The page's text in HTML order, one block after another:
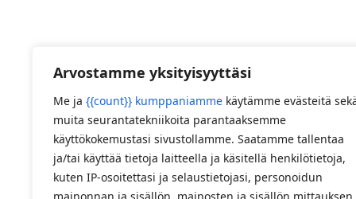
Arvostamme yksityisyyttäsi
Me ja {{count}} kumppaniamme käytämme evästeitä
muita seurantatekniikoita parantaaksemme
käyttökokemustasi sivustollamme. Saatamme tallentaa
ja/tai käyttää tietoja laitteella ja käsitellä henkilötietoja,
kuten IP-osoitettasi ja selaustietojasi, personoidun